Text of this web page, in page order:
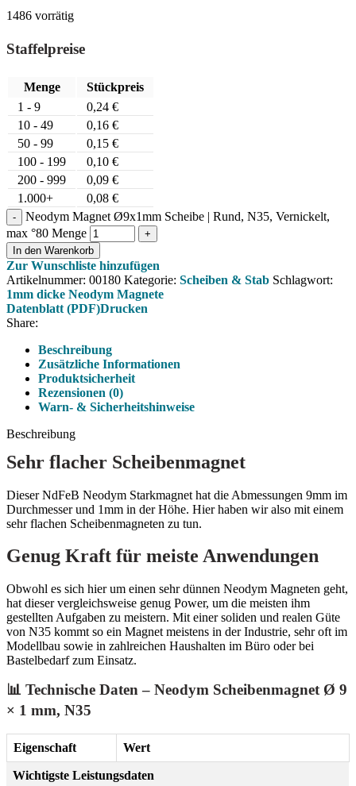
1486 vorrätig
Staffelpreise
Menge
Stückpreis
1 - 9
0,24 €
10 - 49
0,16 €
50 - 99
0,15 €
100 - 199
0,10 €
200 - 999
0,09 €
1.000+
0,08 €
Neodym Magnet Ø9x1mm Scheibe | Rund, N35, Vernickelt,
max °80 Menge
In den Warenkorb
Zur Wunschliste hinzufügen
Artikelnummer: 00180 Kategorie: Scheiben & Stab Schlagwort:
1mm dicke Neodym Magnete
Datenblatt (PDF)Drucken
Share:
Beschreibung
Zusätzliche Informationen
Produktsicherheit
Rezensionen (0)
Warn- & Sicherheitshinweise
Beschreibung
Sehr flacher Scheibenmagnet
Dieser NdFeB Neodym Starkmagnet hat die Abmessungen 9mm im
Durchmesser und 1mm in der Höhe. Hier haben wir also mit einem
sehr flachen Scheibenmagneten zu tun.
Genug Kraft für meiste Anwendungen
Obwohl es sich hier um einen sehr dünnen Neodym Magneten geht,
hat dieser vergleichsweise genug Power, um die meisten ihm
gestellten Aufgaben zu meistern. Mit einer soliden und realen Güte
von N35 kommt so ein Magnet meistens in der Industrie, sehr oft im
Modellbau sowie in zahlreichen Haushalten im Büro oder bei
Bastelbedarf zum Einsatz.
📊 Technische Daten – Neodym Scheibenmagnet Ø 9
× 1 mm, N35
Eigenschaft Wert
Wichtigste Leistungsdaten